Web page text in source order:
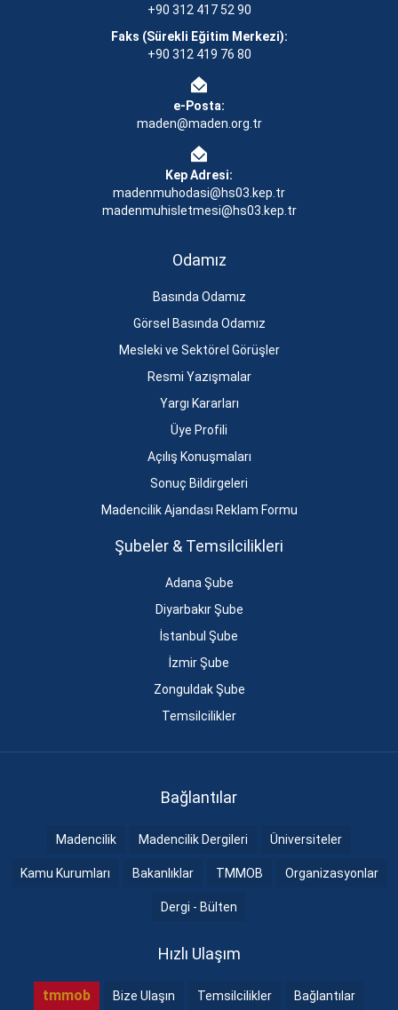
+90 312 417 52 90
Faks (Sürekli Eğitim Merkezi):
+90 312 419 76 80
e-Posta:
maden@maden.org.tr
Kep Adresi:
madenmuhodasi@hs03.kep.tr
madenmuhisletmesi@hs03.kep.tr
Odamız
Basında Odamız
Görsel Basında Odamız
Mesleki ve Sektörel Görüşler
Resmi Yazışmalar
Yargı Kararları
Üye Profili
Açılış Konuşmaları
Sonuç Bildirgeleri
Madencilik Ajandası Reklam Formu
Şubeler & Temsilcilikleri
Adana Şube
Diyarbakır Şube
İstanbul Şube
İzmir Şube
Zonguldak Şube
Temsilcilikler
Bağlantılar
Madencilik Madencilik Dergileri Üniversiteler
Kamu Kurumları Bakanlıklar TMMOB Organizasyonlar
Dergi - Bülten
Hızlı Ulaşım
tmmob Bize Ulaşın Temsilcilikler Bağlantılar